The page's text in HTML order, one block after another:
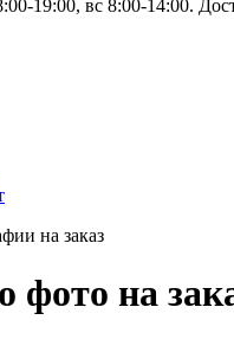
19:00, вс 8:00-14:00.
фото на